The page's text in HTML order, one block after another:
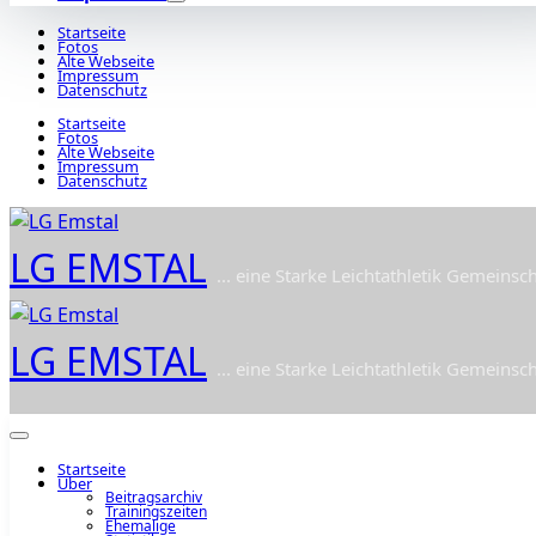
Startseite
Fotos
Alte Webseite
Impressum
Datenschutz
Startseite
Fotos
Alte Webseite
Impressum
Datenschutz
LG EMSTAL ... eine Starke Leichtathletik
LG EMSTAL ... eine Starke Leichtathletik
Startseite
Über
Beitragsarchiv
Trainingszeiten
Ehemalige